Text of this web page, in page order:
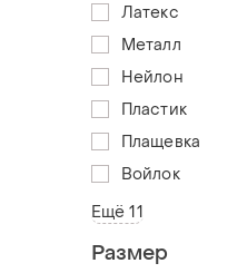
Латекс
Металл
Нейлон
Пластик
Плащевка
Войлок
Ещё 11
Размер